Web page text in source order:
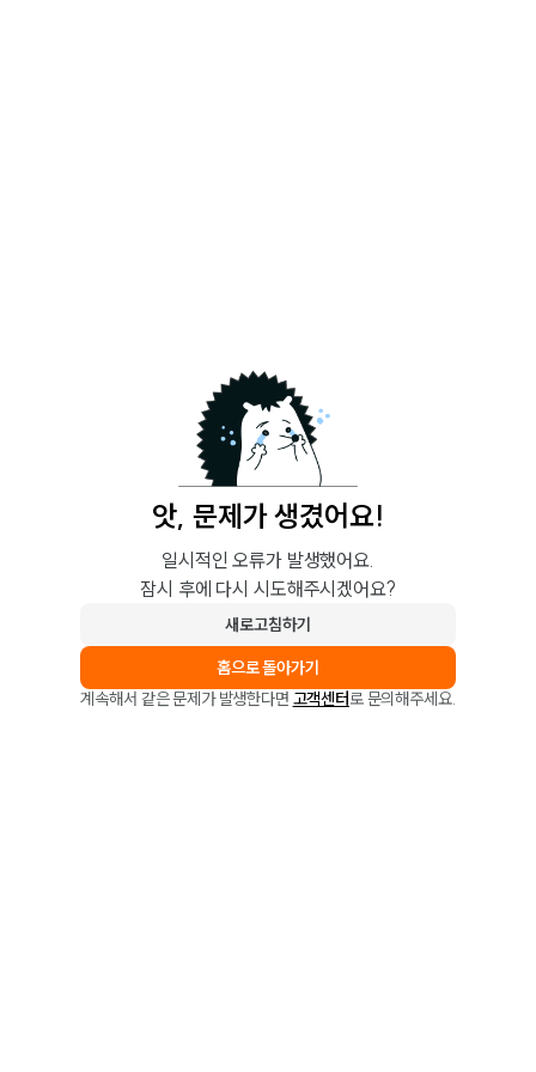
앗, 문제가 생겼어요!
일시적인 오류가 발생했어요.
잠시 후에 다시 시도해주시겠어요?
새로고침하기
홈으로 돌아가기
계속해서 같은 문제가 발생한다면 고객센터로 문의해주세요.